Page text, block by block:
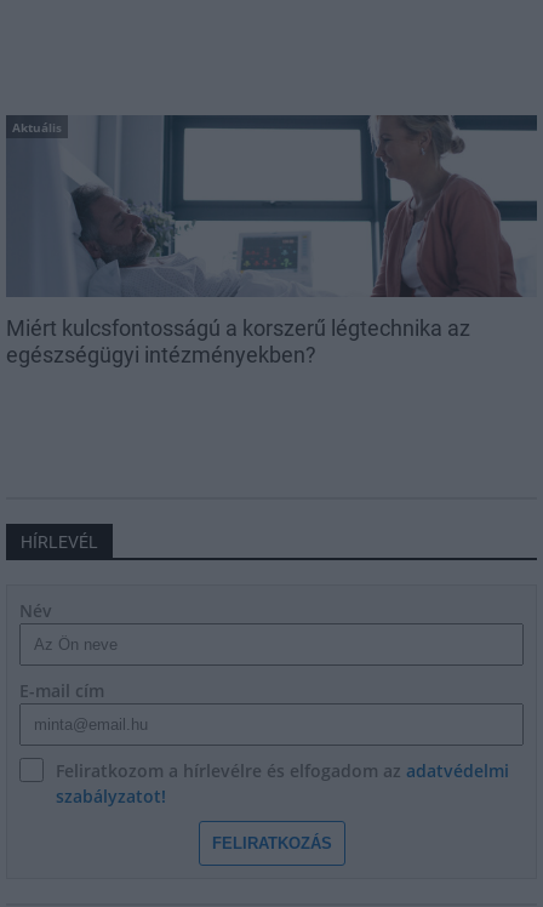
Aktuális
Miért kulcsfontosságú a korszerű légtechnika az
egészségügyi intézményekben?
HÍRLEVÉL
Név
E-mail cím
Feliratkozom a hírlevélre és elfogadom az adatvédelmi
szabályzatot!
FELIRATKOZÁS